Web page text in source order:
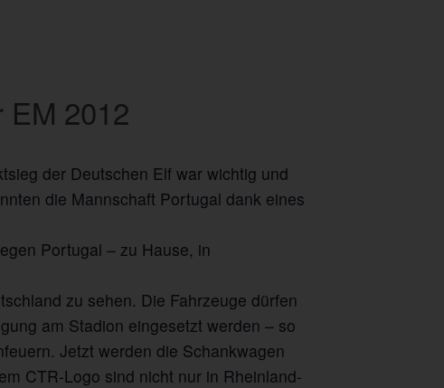
EM 2012
der Deutschen Elf war wichtig und
die Mannschaft Portugal dank eines
Portugal – zu Hause, in
zu sehen. Die Fahrzeuge dürfen
am Stadion eingesetzt werden – so
Jetzt werden die Schankwagen
CTR-Logo sind nicht nur in Rheinland-